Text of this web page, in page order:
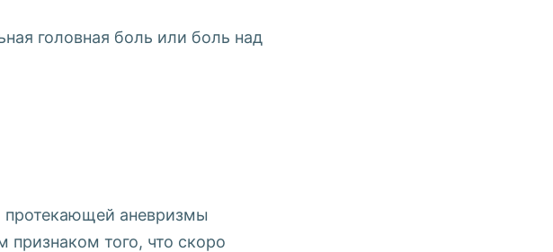
головная боль или боль над
протекающей аневризмы
того, что скоро